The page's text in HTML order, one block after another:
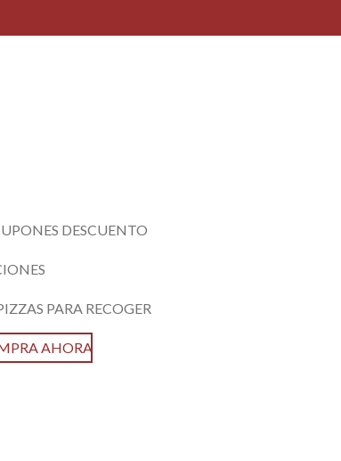
DESCUENTO
PARA RECOGER
AHORA